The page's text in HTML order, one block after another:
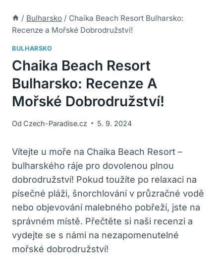
/ Bulharsko / Chaika Beach Resort Bulharsko:
Recenze a Mořské Dobrodružství!
BULHARSKO
Chaika Beach Resort
Bulharsko: Recenze A
Mořské Dobrodružství!
Od Czech-Paradise.cz 5. 9. 2024
Vítejte u moře na Chaika Beach Resort –
bulharského ráje pro dovolenou plnou
dobrodružství! Pokud toužíte po relaxaci na
písečné pláži, šnorchlování v průzračné vodě
nebo objevování malebného pobřeží, jste na
správném místě. Přečtěte si naši recenzi a
vydejte se s námi na nezapomenutelné
mořské dobrodružství!